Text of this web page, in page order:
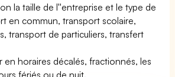
la taille de l''entreprise et le type de
en commun, transport scolaire,
transport de particuliers, transfert
en horaires décalés, fractionnés, les
fériés ou de nuit.